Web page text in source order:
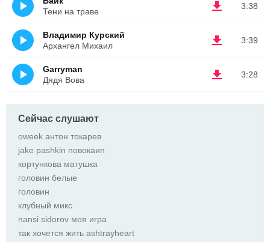
3:38
Тени на траве
3:39
Владимир Курский
Архангел Михаил
3:28
Garryman
Дядя Вова
Сейчас слушают
oweek антон токарев
jake pashkin nовокаиn
кортункова матушка
головин белые
головин
клубный микс
nansi sidorov моя игра
так хочется жить ashtrayheart